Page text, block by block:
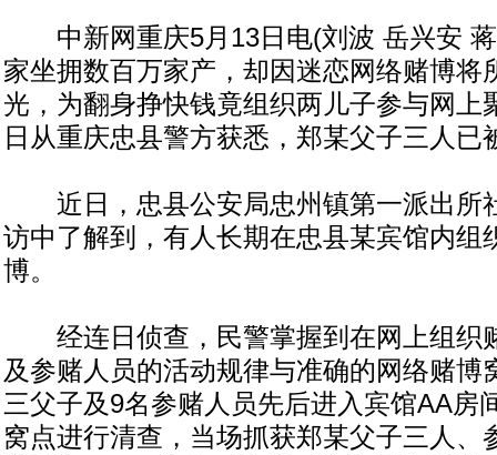
中新网重庆5月13日电(刘波 岳兴安 蒋
家坐拥数百万家产，却因迷恋网络赌博将
光，为翻身挣快钱竟组织两儿子参与网上
日从重庆忠县警方获悉，郑某父子三人已
近日，忠县公安局忠州镇第一派出所
访中了解到，有人长期在忠县某宾馆内组
博。
经连日侦查，民警掌握到在网上组织
及参赌人员的活动规律与准确的网络赌博
三父子及9名参赌人员先后进入宾馆AA房
窝点进行清查，当场抓获郑某父子三人、